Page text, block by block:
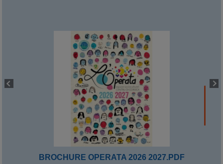
BROCHURE OPERATA 2026 2027.PDF